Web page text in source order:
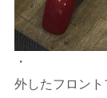
・
外したフロント